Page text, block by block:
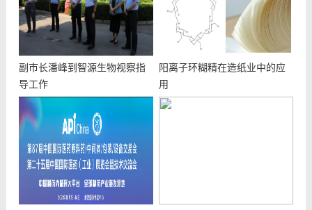
副市长潘峰到智源生物视察指
导工作
阳离子环糊精在造纸业中的应
用